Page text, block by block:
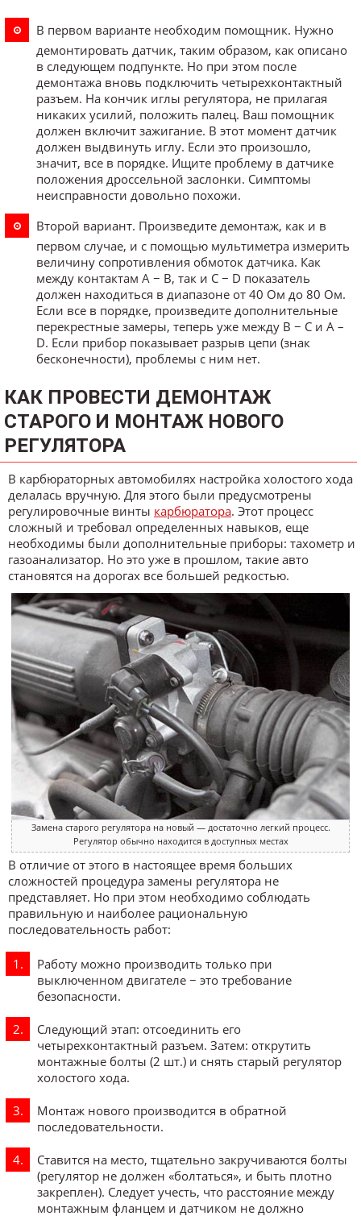
В первом варианте необходим помощник. Нужно
демонтировать датчик, таким образом, как описано
в следующем подпункте. Но при этом после
демонтажа вновь подключить четырехконтактный
разъем. На кончик иглы регулятора, не прилагая
никаких усилий, положить палец. Ваш помощник
должен включит зажигание. В этот момент датчик
должен выдвинуть иглу. Если это произошло,
значит, все в порядке. Ищите проблему в датчике
положения дроссельной заслонки. Симптомы
неисправности довольно похожи.
Второй вариант. Произведите демонтаж, как и в
первом случае, и с помощью мультиметра измерить
величину сопротивления обмоток датчика. Как
между контактам A − В, так и C − D показатель
должен находиться в диапазоне от 40 Ом до 80 Ом.
Если все в порядке, произведите дополнительные
перекрестные замеры, теперь уже между В − С и А –
D. Если прибор показывает разрыв цепи (знак
бесконечности), проблемы с ним нет.
КАК ПРОВЕСТИ ДЕМОНТАЖ
СТАРОГО И МОНТАЖ НОВОГО
РЕГУЛЯТОРА
В карбюраторных автомобилях настройка холостого хода
делалась вручную. Для этого были предусмотрены
регулировочные винты карбюратора. Этот процесс
сложный и требовал определенных навыков, еще
необходимы были дополнительные приборы: тахометр и
газоанализатор. Но это уже в прошлом, такие авто
становятся на дорогах все большей редкостью.
Замена старого регулятора на новый — достаточно легкий процесс.
Регулятор обычно находится в доступных местах
В отличие от этого в настоящее время больших
сложностей процедура замены регулятора не
представляет. Но при этом необходимо соблюдать
правильную и наиболее рациональную
последовательность работ:
Работу можно производить только при
выключенном двигателе − это требование
безопасности.
Следующий этап: отсоединить его
четырехконтактный разъем. Затем: открутить
монтажные болты (2 шт.) и снять старый регулятор
холостого хода.
Монтаж нового производится в обратной
последовательности.
Ставится на место, тщательно закручиваются болты
(регулятор не должен «болтаться», и быть плотно
закреплен). Следует учесть, что расстояние между
монтажным фланцем и датчиком не должно